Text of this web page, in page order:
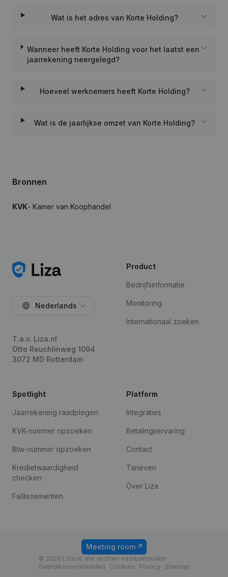
Wat is het adres van Korte Holding?
Wanneer heeft Korte Holding voor het laatst een
jaarrekening neergelegd?
Hoeveel werknemers heeft Korte Holding?
Wat is de jaarlijkse omzet van Korte Holding?
Bronnen
KVK- Kamer van Koophandel
Nederlands
T.a.v. Liza.nl
Otto Reuchlinweg 1094
3072 MD Rotterdam
Product
Bedrijfsinformatie
Monitoring
Internationaal zoeken
Spotlight
Jaarrekening raadplegen
KVK-nummer opzoeken
Btw-nummer opzoeken
Kredietwaardigheid
checken
Faillissementen
Platform
Integraties
Betalingservaring
Contact
Tarieven
Over Liza
© 2026 Liza.nl, alle rechten voorbehouden.
Gebruiksvoorwaarden
Cookies Privacy Sitemap
Meeting room